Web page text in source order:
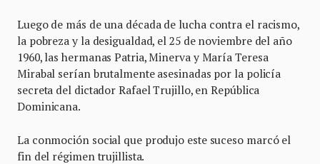
Luego de más de una década de lucha contra el racismo,
la pobreza y la desigualdad, el 25 de noviembre del año
1960, las hermanas Patria, Minerva y María Teresa
Mirabal serían brutalmente asesinadas por la policía
secreta del dictador Rafael Trujillo, en República
Dominicana.
La conmoción social que produjo este suceso marcó el
fin del régimen trujillista.